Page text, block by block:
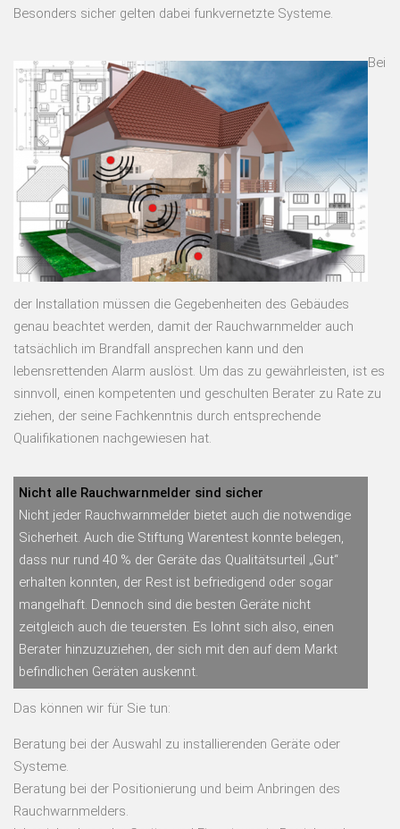
Besonders sicher gelten dabei funkvernetzte Systeme.
Bei
der Installation müssen die Gegebenheiten des Gebäudes
genau beachtet werden, damit der Rauchwarnmelder auch
tatsächlich im Brandfall ansprechen kann und den
lebensrettenden Alarm auslöst. Um das zu gewährleisten, ist es
sinnvoll, einen kompetenten und geschulten Berater zu Rate zu
ziehen, der seine Fachkenntnis durch entsprechende
Qualifikationen nachgewiesen hat.
Nicht alle Rauchwarnmelder sind sicher
Nicht jeder Rauchwarnmelder bietet auch die notwendige
Sicherheit. Auch die Stiftung Warentest konnte belegen,
dass nur rund 40 % der Geräte das Qualitätsurteil „Gut“
erhalten konnten, der Rest ist befriedigend oder sogar
mangelhaft. Dennoch sind die besten Geräte nicht
zeitgleich auch die teuersten. Es lohnt sich also, einen
Berater hinzuzuziehen, der sich mit den auf dem Markt
befindlichen Geräten auskennt.
Das können wir für Sie tun:
Beratung bei der Auswahl zu installierenden Geräte oder
Systeme.
Beratung bei der Positionierung und beim Anbringen des
Rauchwarnmelders.